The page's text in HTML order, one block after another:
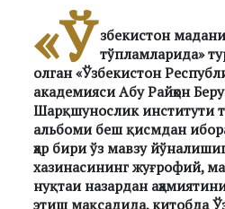
«Ў збекистон
тўпламларида»
олган «Ўзбекистон
академияси Абу Райҳон
Шарқшунослик институти
альбоми беш қисмдан
ҳар бири ўз мавзу
хазинасининг жуғрофий,
нуқтаи назардан
этиш мақсадида, китобда